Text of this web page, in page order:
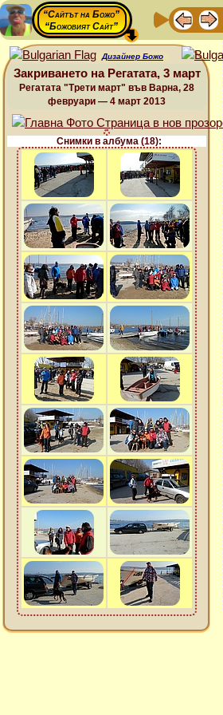
“Сайтът на Божо”
“Божовият Сайт”
Дизайнер Божо
Закриването на Регатата, 3 март
Регатата "Трети март" във Варна, 28
февруари — 4 март 2013
Снимки в албума (18):